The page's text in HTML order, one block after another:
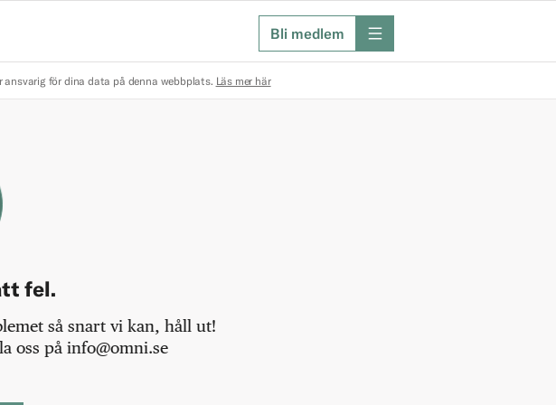
Bli medlem meny
ansvarig för dina data på denna webbplats. Läs mer här
fel.
så snart vi kan, håll ut!
oss på info@omni.se